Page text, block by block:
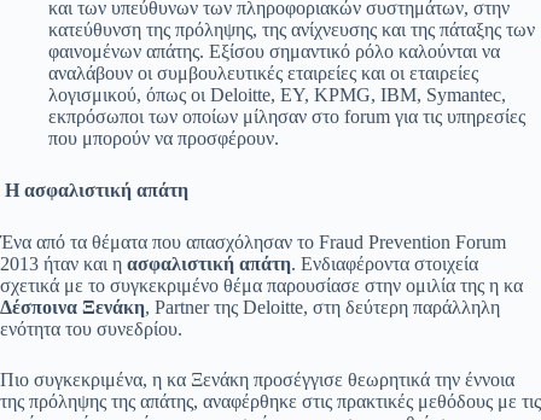
και των υπεύθυνων των πληροφοριακών συστημάτων, στην
κατεύθυνση της πρόληψης, της ανίχνευσης και της πάταξης των
φαινομένων απάτης. Εξίσου σημαντικό ρόλο καλούνται να
αναλάβουν οι συμβουλευτικές εταιρείες και οι εταιρείες
λογισμικού, όπως οι Deloitte, EY, KPMG, IBM, Symantec,
εκπρόσωποι των οποίων μίλησαν στο forum για τις υπηρεσίες
που μπορούν να προσφέρουν.
Η ασφαλιστική απάτη
Ένα από τα θέματα που απασχόλησαν το Fraud Prevention Forum
2013 ήταν και η ασφαλιστική απάτη. Ενδιαφέροντα στοιχεία
σχετικά με το συγκεκριμένο θέμα παρουσίασε στην ομιλία της η κα
Δέσποινα Ξενάκη, Partner της Deloitte, στη δεύτερη παράλληλη
ενότητα του συνεδρίου.
Πιο συγκεκριμένα, η κα Ξενάκη προσέγγισε θεωρητικά την έννοια
της πρόληψης της απάτης, αναφέρθηκε στις πρακτικές μεθόδους με τις